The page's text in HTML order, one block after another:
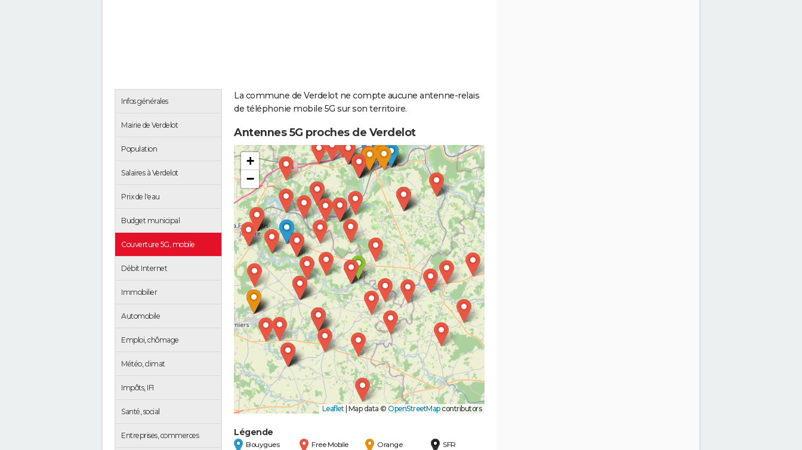
Infos générales
Mairie de Verdelot
Population
Salaires à Verdelot
Prix de l'eau
Budget municipal
Couverture 5G, mobile
Débit Internet
Immobilier
Automobile
Emploi, chômage
Météo, climat
Impôts, IFI
Santé, social
Entreprises, commerces
La commune de Verdelot ne compte aucune antenne-relais
de téléphonie mobile 5G sur son territoire.
Antennes 5G proches de Verdelot
+
−
Leaflet Map data © OpenStreetMapcontributors
Légende
Bouygues
Free Mobile Orange SFR